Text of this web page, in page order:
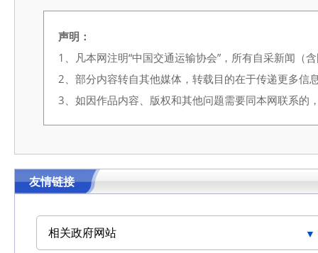
声明：
1、凡本网注明“中国交通运输协会”，所有自采新闻（
2、部分内容转自其他媒体，转载目的在于传递更多信
3、如因作品内容、版权和其他问题需要同本网联系
友情链接
相关政府网站